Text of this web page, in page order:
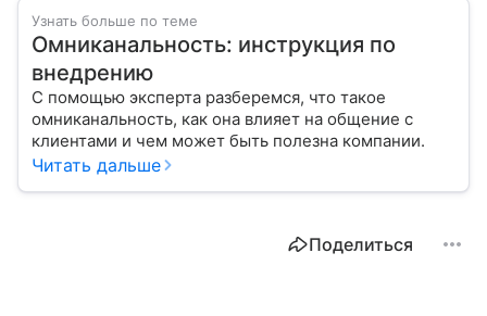
Узнать больше по теме
Омниканальность: инструкция по
внедрению
С помощью эксперта разберемся, что такое
омниканальность, как она влияет на общение с
клиентами и чем может быть полезна компании.
Читать дальше
Поделиться